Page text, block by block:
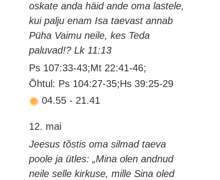
oskate anda häid ande oma lastele,
kui palju enam Isa taevast annab
Püha Vaimu neile, kes Teda
paluvad!? Lk 11:13
Ps 107:33-43;Mt 22:41-46;
Õhtul: Ps 104:27-35;Hs 39:25-29
04.55 - 21.41
12. mai
Jeesus tõstis oma silmad taeva
poole ja ütles: „Mina olen andnud
neile selle kirkuse, mille Sina oled